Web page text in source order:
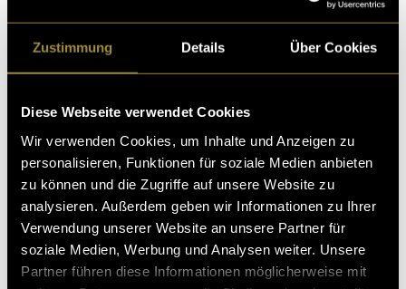
Zustimmung Details Über Cookies
Diese Webseite verwendet Cookies
Wir verwenden Cookies, um Inhalte und Anzeigen zu
personalisieren, Funktionen für soziale Medien anbieten
zu können und die Zugriffe auf unsere Website zu
analysieren. Außerdem geben wir Informationen zu Ihrer
Verwendung unserer Website an unsere Partner für
soziale Medien, Werbung und Analysen weiter. Unsere
Partner führen diese Informationen möglicherweise mit
diesen Inhalt zu sehen.
Trailer-Video
(bas)